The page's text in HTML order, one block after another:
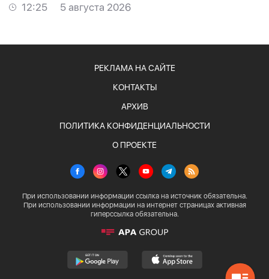
12:25
5 августа 2026
РЕКЛАМА НА САЙТЕ
КОНТАКТЫ
АРХИВ
ПОЛИТИКА КОНФИДЕНЦИАЛЬНОСТИ
О ПРОЕКТЕ
При использовании информации ссылка на источник обязательна.
При использовании информации на интернет страницах активная
гиперссылка обязательна.